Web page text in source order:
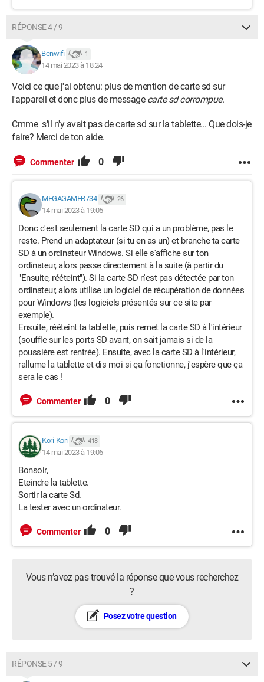
RÉPONSE 4 / 9
Benwifi 1
14 mai 2023 à 18:24
Voici ce que j'ai obtenu: plus de mention de carte sd sur
l'appareil et donc plus de message carte sd corrompue.
Cmme s'il n'y avait pas de carte sd sur la tablette... Que dois-je
faire? Merci de ton aide.
Commenter 0
MEGAGAMER734 26
14 mai 2023 à 19:05
Donc c'est seulement la carte SD qui a un problème, pas le
reste. Prend un adaptateur (si tu en as un) et branche ta carte
SD à un ordinateur Windows. Si elle s'affiche sur ton
ordinateur, alors passe directement à la suite (à partir du
"Ensuite, rééteint"). Si la carte SD n'est pas détectée par ton
ordinateur, alors utilise un logiciel de récupération de données
pour Windows (les logiciels présentés sur ce site par
exemple).
Ensuite, rééteint ta tablette, puis remet la carte SD à l'intérieur
(souffle sur les ports SD avant, on sait jamais si de la
poussière est rentrée). Ensuite, avec la carte SD à l'intérieur,
rallume la tablette et dis moi si ça fonctionne, j'espère que ça
sera le cas !
Commenter 0
Kori-Kori 418
14 mai 2023 à 19:06
Bonsoir,
Eteindre la tablette.
Sortir la carte Sd.
La tester avec un ordinateur.
Commenter 0
Vous n’avez pas trouvé la réponse que vous recherchez
?
Posez votre question
RÉPONSE 5 / 9